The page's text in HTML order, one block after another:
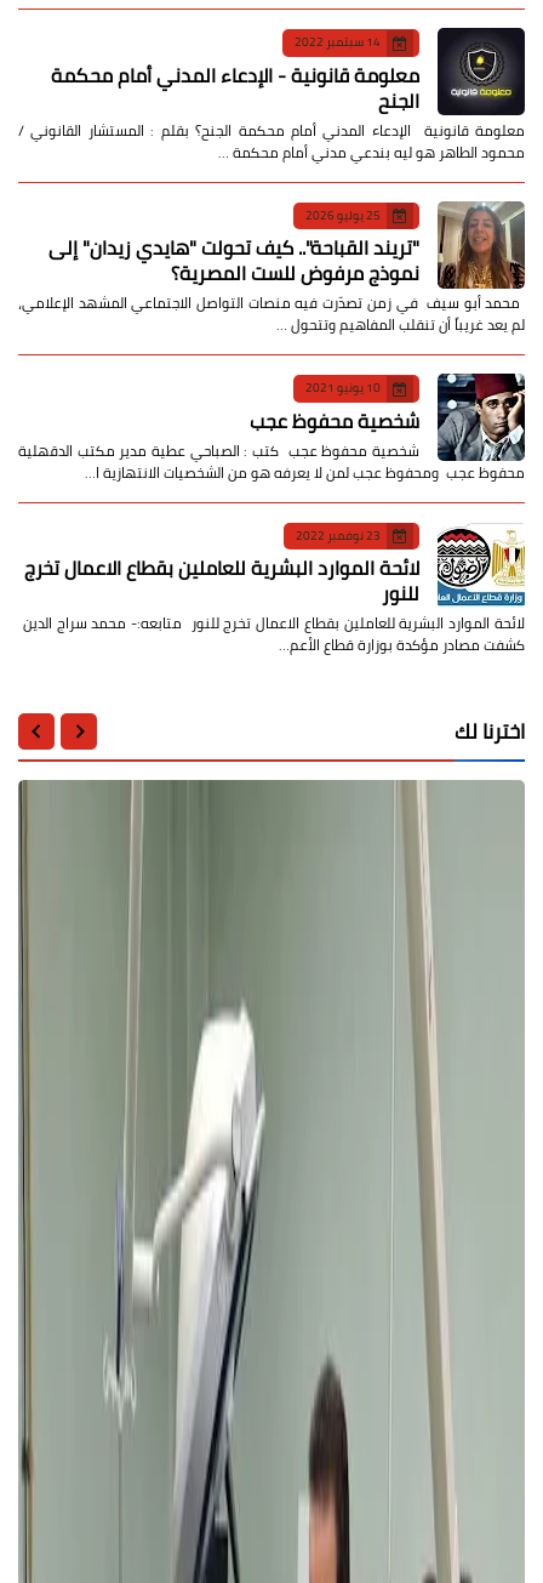
14 سبتمبر 2022
معلومة قانونية - الإدعاء المدني أمام محكمة
الجنح
معلومة قانونية الإدعاء المدني أمام محكمة الجنح؟ بقلم : المستشار القانوني /
محمود الطاهر هو ليه بندعي مدني أمام محكمة …
25 يوليو 2026
​"تريند القباحة".. كيف تحولت "هايدي زيدان" إلى
نموذج مرفوض للست المصرية؟
​ محمد أبو سيف ​في زمن تصدّرت فيه منصات التواصل الاجتماعي المشهد الإعلامي،
لم يعد غريباً أن تنقلب المفاهيم وتتحول …
10 يونيو 2021
شخصية محفوظ عجب
شخصية محفوظ عجب كتب : الصباحي عطية مدير مكتب الدقهلية
محفوظ عجب ومحفوظ عجب لمن لا يعرفه هو من الشخصيات الانتهازية ا…
23 نوفمبر 2022
لائحة الموارد البشرية للعاملين بقطاع الاعمال تخرج
للنور
لائحة الموارد البشرية للعاملين بقطاع الاعمال تخرج للنور متابعه:- محمد سراج الدين
كشفت مصادر مؤكدة بوزارة قطاع الأعم…
اخترنا لك